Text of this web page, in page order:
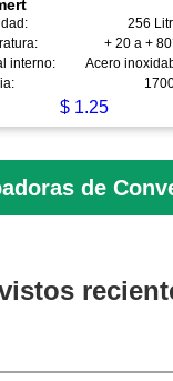
256
+ 20 a +
interno:
Acero
$1.25
de